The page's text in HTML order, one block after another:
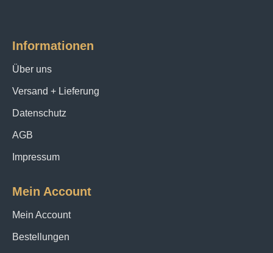
Informationen
Über uns
Versand + Lieferung
Datenschutz
AGB
Impressum
Mein Account
Mein Account
Bestellungen